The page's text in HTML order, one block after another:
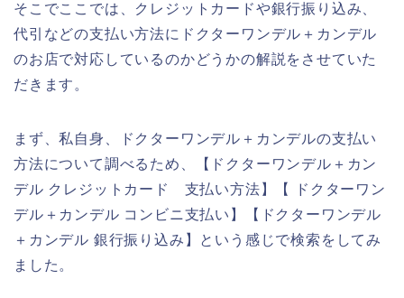
そこでここでは、クレジットカードや銀行振り込み、
代引などの支払い方法にドクターワンデル＋カンデル
のお店で対応しているのかどうかの解説をさせていた
だきます。
まず、私自身、ドクターワンデル＋カンデルの支払い
方法について調べるため、【ドクターワンデル＋カン
デル クレジットカード 支払い方法】【 ドクターワン
デル＋カンデル コンビニ支払い】【ドクターワンデル
＋カンデル 銀行振り込み】という感じで検索をしてみ
ました。